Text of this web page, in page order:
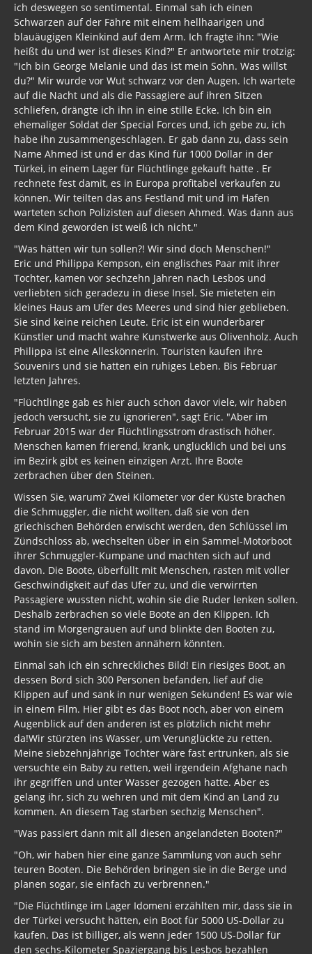
ich deswegen so sentimental. Einmal sah ich einen
Schwarzen auf der Fähre mit einem hellhaarigen und
blauäugigen Kleinkind auf dem Arm. Ich fragte ihn: "Wie
heißt du und wer ist dieses Kind?" Er antwortete mir trotzig:
"Ich bin George Melanie und das ist mein Sohn. Was willst
du?" Mir wurde vor Wut schwarz vor den Augen. Ich wartete
auf die Nacht und als die Passagiere auf ihren Sitzen
schliefen, drängte ich ihn in eine stille Ecke. Ich bin ein
ehemaliger Soldat der Special Forces und, ich gebe zu, ich
habe ihn zusammengeschlagen. Er gab dann zu, dass sein
Name Ahmed ist und er das Kind für 1000 Dollar in der
Türkei, in einem Lager für Flüchtlinge gekauft hatte . Er
rechnete fest damit, es in Europa profitabel verkaufen zu
können. Wir teilten das ans Festland mit und im Hafen
warteten schon Polizisten auf diesen Ahmed. Was dann aus
dem Kind geworden ist weiß ich nicht."
"Was hätten wir tun sollen?! Wir sind doch Menschen!"
Eric und Philippa Kempson, ein englisches Paar mit ihrer
Tochter, kamen vor sechzehn Jahren nach Lesbos und
verliebten sich geradezu in diese Insel. Sie mieteten ein
kleines Haus am Ufer des Meeres und sind hier geblieben.
Sie sind keine reichen Leute. Eric ist ein wunderbarer
Künstler und macht wahre Kunstwerke aus Olivenholz. Auch
Philippa ist eine Alleskönnerin. Touristen kaufen ihre
Souvenirs und sie hatten ein ruhiges Leben. Bis Februar
letzten Jahres.
"Flüchtlinge gab es hier auch schon davor viele, wir haben
jedoch versucht, sie zu ignorieren", sagt Eric. "Aber im
Februar 2015 war der Flüchtlingsstrom drastisch höher.
Menschen kamen frierend, krank, unglücklich und bei uns
im Bezirk gibt es keinen einzigen Arzt. Ihre Boote
zerbrachen über den Steinen.
Wissen Sie, warum? Zwei Kilometer vor der Küste brachen
die Schmuggler, die nicht wollten, daß sie von den
griechischen Behörden erwischt werden, den Schlüssel im
Zündschloss ab, wechselten über in ein Sammel-Motorboot
ihrer Schmuggler-Kumpane und machten sich auf und
davon. Die Boote, überfüllt mit Menschen, rasten mit voller
Geschwindigkeit auf das Ufer zu, und die verwirrten
Passagiere wussten nicht, wohin sie die Ruder lenken sollen.
Deshalb zerbrachen so viele Boote an den Klippen. Ich
stand im Morgengrauen auf und blinkte den Booten zu,
wohin sie sich am besten annähern könnten.
Einmal sah ich ein schreckliches Bild! Ein riesiges Boot, an
dessen Bord sich 300 Personen befanden, lief auf die
Klippen auf und sank in nur wenigen Sekunden! Es war wie
in einem Film. Hier gibt es das Boot noch, aber von einem
Augenblick auf den anderen ist es plötzlich nicht mehr
da!Wir stürzten ins Wasser, um Verunglückte zu retten.
Meine siebzehnjährige Tochter wäre fast ertrunken, als sie
versuchte ein Baby zu retten, weil irgendein Afghane nach
ihr gegriffen und unter Wasser gezogen hatte. Aber es
gelang ihr, sich zu wehren und mit dem Kind an Land zu
kommen. An diesem Tag starben sechzig Menschen".
"Was passiert dann mit all diesen angelandeten Booten?"
"Oh, wir haben hier eine ganze Sammlung von auch sehr
teuren Booten. Die Behörden bringen sie in die Berge und
planen sogar, sie einfach zu verbrennen."
"Die Flüchtlinge im Lager Idomeni erzählten mir, dass sie in
der Türkei versucht hätten, ein Boot für 5000 US-Dollar zu
kaufen. Das ist billiger, als wenn jeder 1500 US-Dollar für
den sechs-Kilometer Spaziergang bis Lesbos bezahlen